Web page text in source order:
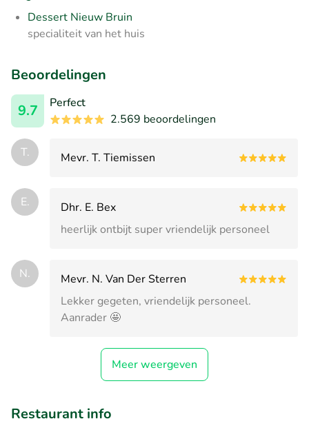
Dessert Nieuw Bruin
specialiteit van het huis
Beoordelingen
9.7
Perfect
2.569 beoordelingen
T. Mevr. T. Tiemissen
E.
Dhr. E. Bex
heerlijk ontbijt super vriendelijk personeel
N.
Mevr. N. Van Der Sterren
Lekker gegeten, vriendelijk personeel.
Aanrader 🤩
Meer weergeven
Restaurant info